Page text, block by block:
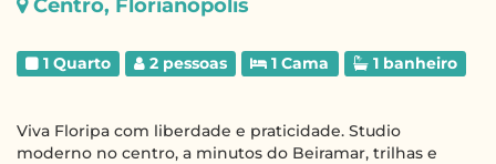
Centro, Florianópolis
1 Quarto 2 pessoas 1 Cama 1 banheiro
Viva Floripa com liberdade e praticidade. Studio
moderno no centro, a minutos do Beiramar, trilhas e